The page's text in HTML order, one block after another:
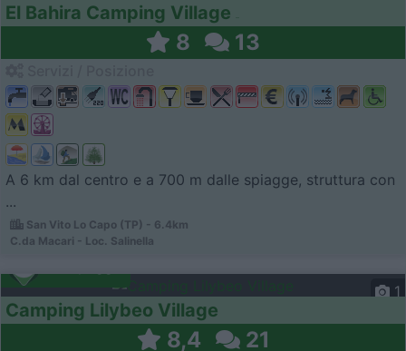
El Bahira Camping Village
8 13
A 6 km dal centro e a 700 m dalle spiagge, struttura con
...
San Vito Lo Capo (TP) - 6.4km
C.da Macari - Loc. Salinella
1
Camping Lilybeo Village
8,4 21